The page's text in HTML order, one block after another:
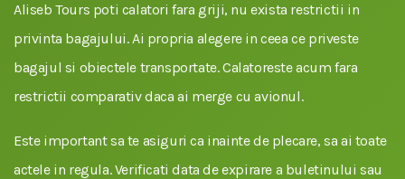
Aliseb Tours poti calatori fara griji, nu exista restrictii in
privinta bagajului. Ai propria alegere in ceea ce priveste
bagajul si obiectele transportate. Calatoreste acum fara
restrictii comparativ daca ai merge cu avionul.
Este important sa te asiguri ca inainte de plecare, sa ai toate
actele in regula. Verificati data de expirare a buletinului sau